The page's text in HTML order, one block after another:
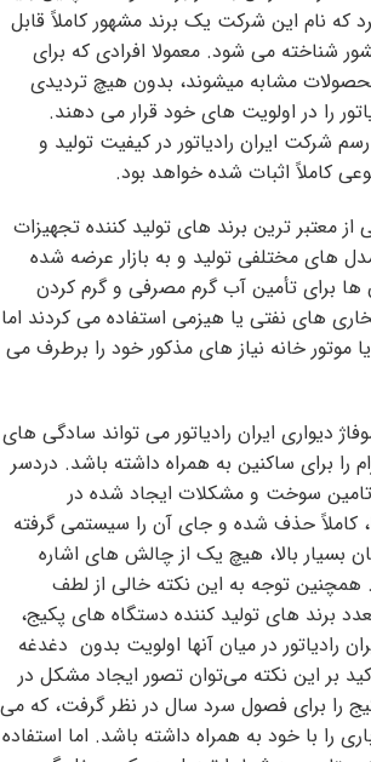
نام این شرکت یک برند مشهور کاملاً قابل
شناخته می شود. معمولا افرادی که برای
محصولات مشابه میشوند، بدون هیچ تردیدی
را در اولویت های خود قرار می دهند.
رسم شرکت ایران رادیاتور در کیفیت تولید و
کاملاً اثبات شده خواهد بود.
از معتبر ترین برند های تولید کننده تجهیزات
های مختلفی تولید و به بازار عرضه شده
برای تأمین آب گرم مصرفی و گرم کردن
های نفتی یا هیزمی استفاده می کردند اما
موتور خانه نیاز های مذکور خود را برطرف می
دیواری ایران رادیاتور می تواند سادگی های
را برای ساکنین به همراه داشته باشد. دردسر
سوخت و مشکلات ایجاد شده در
کاملاً حذف شده و جای آن را سیستمی گرفته
بسیار بالا، هیچ یک از چالش های اشاره
توجه به این نکته خالی از لطف
برند های تولید کننده دستگاه های پکیج،
رادیاتور در میان آنها اولویت بدون دغدغه
بر این نکته می‌توان تصور ایجاد مشکل در
را برای فصول سرد سال در نظر گرفت، که می
را با خود به همراه داشته باشد. اما استفاده